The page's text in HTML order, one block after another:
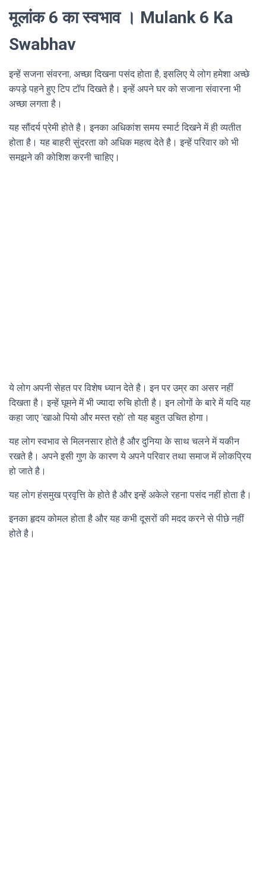
मूलांक 6 का स्वभाव । Mulank 6 Ka
Swabhav
इन्हें सजना संवरना, अच्छा दिखना पसंद होता है, इसलिए ये लोग हमेशा अच्छे
कपड़े पहने हुए टिप टॉप दिखते है। इन्हें अपने घर को सजाना संवारना भी
अच्छा लगता है।
यह सौंदर्य प्रेमी होते है। इनका अधिकांश समय स्मार्ट दिखने में ही व्यतीत
होता है। यह बाहरी सुंदरता को अधिक महत्व देते है। इन्हें परिवार को भी
समझने की कोशिश करनी चाहिए।
ये लोग अपनी सेहत पर विशेष ध्यान देते है। इन पर उम्र का असर नहीं
दिखता है। इन्हें घूमने में भी ज्यादा रुचि होती है। इन लोगों के बारे में यदि यह
कहा जाए ‘खाओ पियो और मस्त रहो’ तो यह बहुत उचित होगा।
यह लोग स्वभाव से मिलनसार होते है और दुनिया के साथ चलने में यकीन
रखते है। अपने इसी गुण के कारण ये अपने परिवार तथा समाज में लोकप्रिय
हो जाते है।
यह लोग हंसमुख प्रवृत्ति के होते है और इन्हें अकेले रहना पसंद नहीं होता है।
इनका हृदय कोमल होता है और यह कभी दूसरों की मदद करने से पीछे नहीं
होते है।